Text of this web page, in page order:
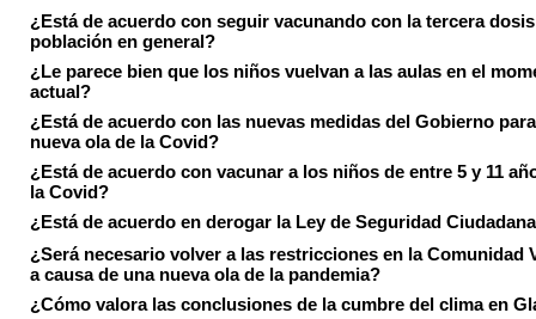
¿Está de acuerdo con seguir vacunando con la tercera
población en general?
¿Le parece bien que los niños vuelvan a las aulas en el
actual?
¿Está de acuerdo con las nuevas medidas del Gobierno
nueva ola de la Covid?
¿Está de acuerdo con vacunar a los niños de entre 5 y 11
la Covid?
¿Está de acuerdo en derogar la Ley de Seguridad
¿Será necesario volver a las restricciones en la Comunidad
a causa de una nueva ola de la pandemia?
¿Cómo valora las conclusiones de la cumbre del clima en